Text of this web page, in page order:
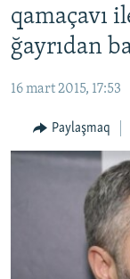
qaytmaq
Qıdıruvğa
CEMİYET
İNSAN AQLARI
VİDEO
qamaçavı
ğayrıdan
16 mart 2015, 17:53
Paylaşmaq